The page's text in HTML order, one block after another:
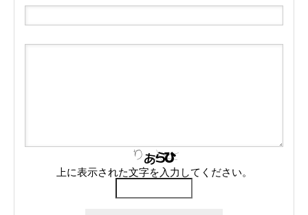
上に表示された文字を入力してください。